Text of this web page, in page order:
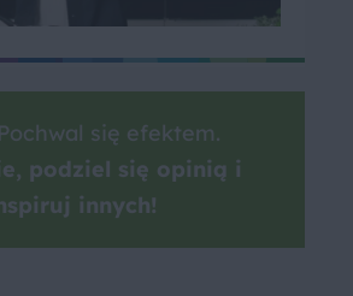
się efektem.
podziel się opinią i
innych!